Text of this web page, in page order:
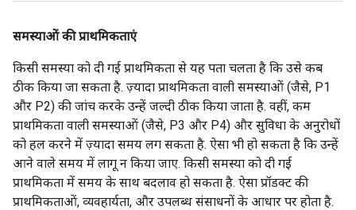
समस्याओं की प्राथमिकताएं
किसी समस्या को दी गई प्राथमिकता से यह पता चलता है कि उसे कब
ठीक किया जा सकता है. ज़्यादा प्राथमिकता वाली समस्याओं (जैसे, P1
और P2) की जांच करके उन्हें जल्दी ठीक किया जाता है. वहीं, कम
प्राथमिकता वाली समस्याओं (जैसे, P3 और P4) और सुविधा के अनुरोधों
को हल करने में ज़्यादा समय लग सकता है. ऐसा भी हो सकता है कि उन्हें
आने वाले समय में लागू न किया जाए. किसी समस्या को दी गई
प्राथमिकता में समय के साथ बदलाव हो सकता है. ऐसा प्रॉडक्ट की
प्राथमिकताओं, व्यवहार्यता, और उपलब्ध संसाधनों के आधार पर होता है.